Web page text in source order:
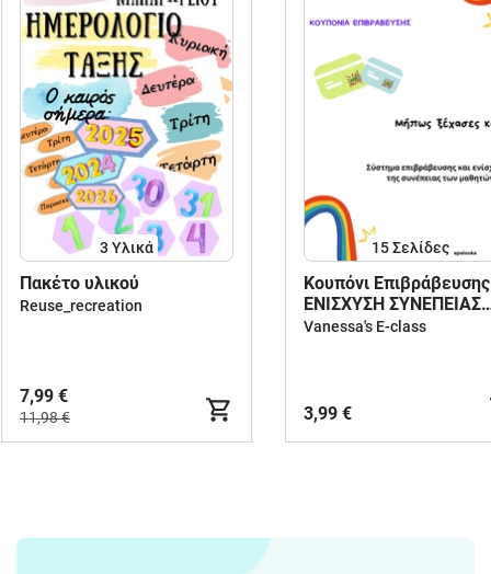
3 Υλικά
Πακέτο υλικού
Reuse_recreation
7,99 €
11,98 €
15Σελίδες
Κουπόνι
ΕΝΙΣΧΥΣΗ ΣΥΝΕΠΕΙΑΣ
ΜΑΘΗΤΩΝ
Vanessa's E-class
3,99 €